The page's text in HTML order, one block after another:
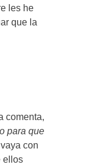
les he
que la
comenta,
para que
con
ellos